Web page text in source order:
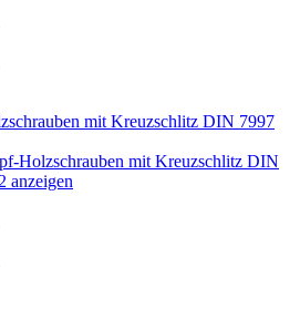
mit Kreuzschlitz DIN 7997
Holzschrauben mit Kreuzschlitz DIN
anzeigen